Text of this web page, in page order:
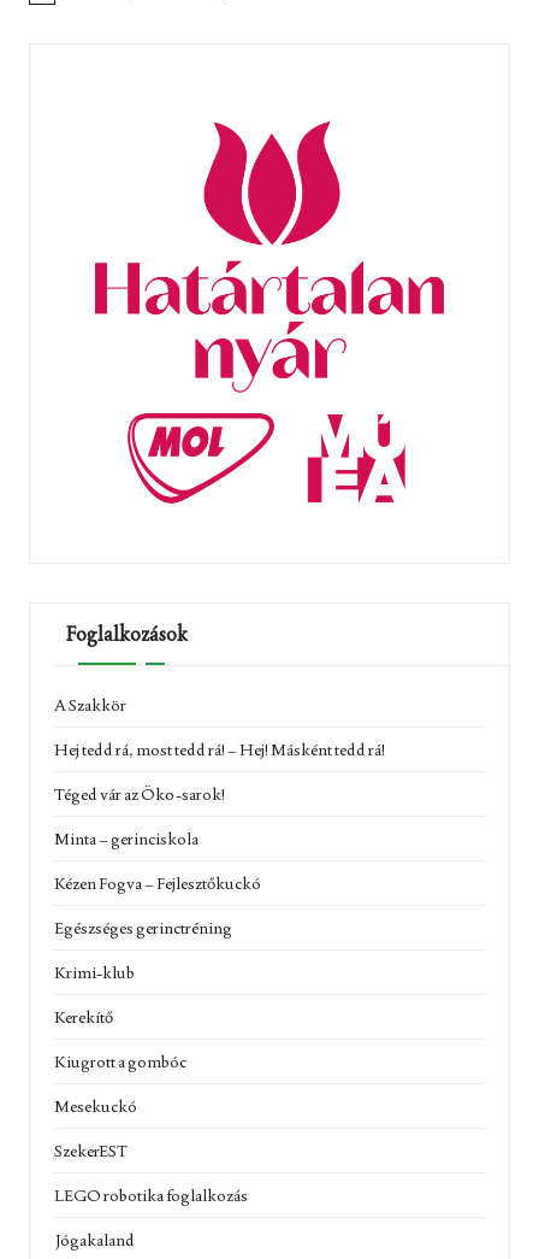
Foglalkozások
A Szakkör
Hej tedd rá, most tedd rá! – Hej! Másként tedd rá!
Téged vár az Öko-sarok!
Minta – gerinciskola
Kézen Fogva – Fejlesztőkuckó
Egészséges gerinctréning
Krimi-klub
Kerekítő
Kiugrott a gombóc
Mesekuckó
SzekerEST
LEGO robotika foglalkozás
Jógakaland